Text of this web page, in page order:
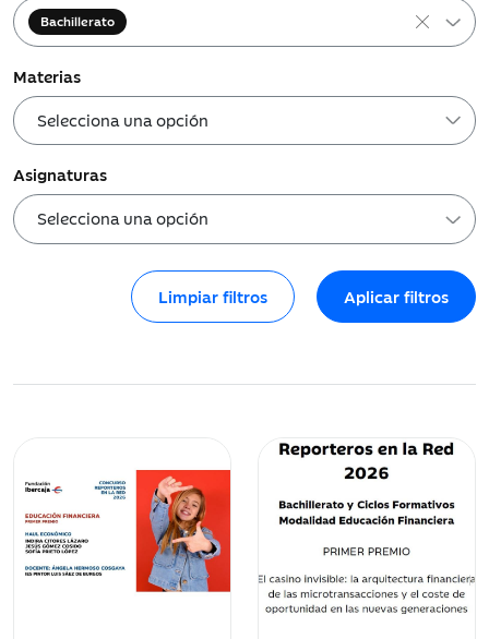
×
Bachillerato
Materias
Asignaturas
Limpiar filtros Aplicar filtros